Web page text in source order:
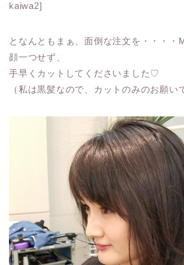
kaiwa2]
となんともまぁ、面倒な注文を・・・・
顔一つせず、
手早くカットしてくださいました♡
（私は黒髪なので、カットのみのお願い